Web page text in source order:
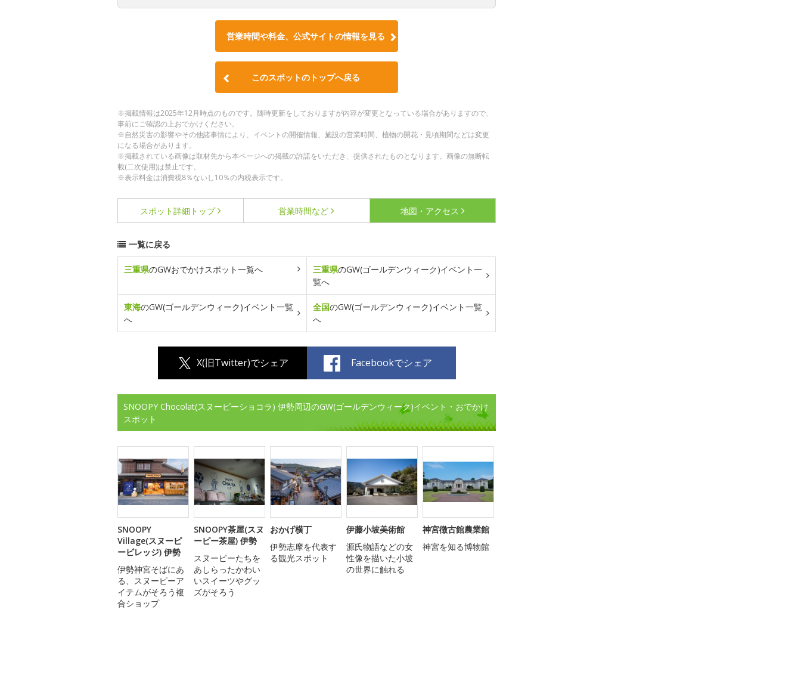
営業時間や料金、公式サイトの情報を見る
このスポットのトップへ戻る
※掲載情報は2025年12月時点のものです。随時更新をしておりますが内容が変更となっている場合がありますので、
事前にご確認の上おでかけください。
※自然災害の影響やその他諸事情により、イベントの開催情報、施設の営業時間、植物の開花・見頃期間などは変更
になる場合があります。
※掲載されている画像は取材先から本ページへの掲載の許諾をいただき、提供されたものとなります。画像の無断転
載(二次使用)は禁止です。
※表示料金は消費税8％ないし10％の内税表示です。
スポット詳細 トップ 営業時間など 地図・アクセス
一覧に戻る
三重県のGWおでかけスポット一覧へ 三重県のGW(ゴールデンウィーク)イベント一
覧へ
東海のGW(ゴールデンウィーク)イベント一覧
へ
全国のGW(ゴールデンウィーク)イベント一覧
へ
X(旧Twitter)でシェア Facebookでシェア
SNOOPY Chocolat(スヌーピーショコラ) 伊勢周辺のGW(ゴールデンウィーク)イベント・おでかけ
スポット
SNOOPY
Village(スヌーピ
ービレッジ) 伊勢
伊勢神宮そばにあ
る、スヌーピーア
イテムがそろう複
合ショップ
SNOOPY茶屋(スヌ
ーピー茶屋) 伊勢
スヌーピーたちを
あしらったかわい
いスイーツやグッ
ズがそろう
おかげ横丁
伊勢志摩を代表す
る観光スポット
伊藤小坡美術館
源氏物語などの女
性像を描いた小坡
の世界に触れる
神宮徴古館農業館
神宮を知る博物館